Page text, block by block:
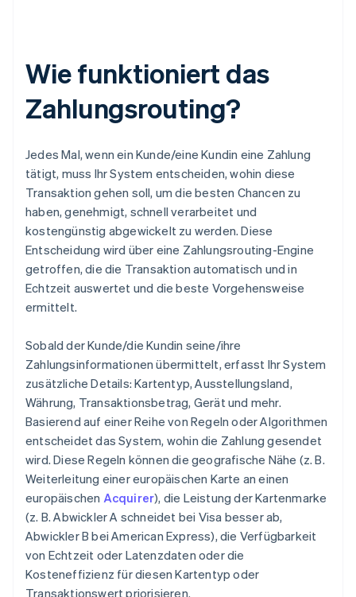
Wie funktioniert das
Zahlungsrouting?
Jedes Mal, wenn ein Kunde/eine Kundin eine Zahlung
tätigt, muss Ihr System entscheiden, wohin diese
Transaktion gehen soll, um die besten Chancen zu
haben, genehmigt, schnell verarbeitet und
kostengünstig abgewickelt zu werden. Diese
Entscheidung wird über eine Zahlungsrouting-Engine
getroffen, die die Transaktion automatisch und in
Echtzeit auswertet und die beste Vorgehensweise
ermittelt.
Sobald der Kunde/die Kundin seine/ihre
Zahlungsinformationen übermittelt, erfasst Ihr System
zusätzliche Details: Kartentyp, Ausstellungsland,
Währung, Transaktionsbetrag, Gerät und mehr.
Basierend auf einer Reihe von Regeln oder Algorithmen
entscheidet das System, wohin die Zahlung gesendet
wird. Diese Regeln können die geografische Nähe (z. B.
Weiterleitung einer europäischen Karte an einen
europäischen Acquirer), die Leistung der Kartenmarke
(z. B. Abwickler A schneidet bei Visa besser ab,
Abwickler B bei American Express), die Verfügbarkeit
von Echtzeit oder Latenzdaten oder die
Kosteneffizienz für diesen Kartentyp oder
Transaktionswert priorisieren.